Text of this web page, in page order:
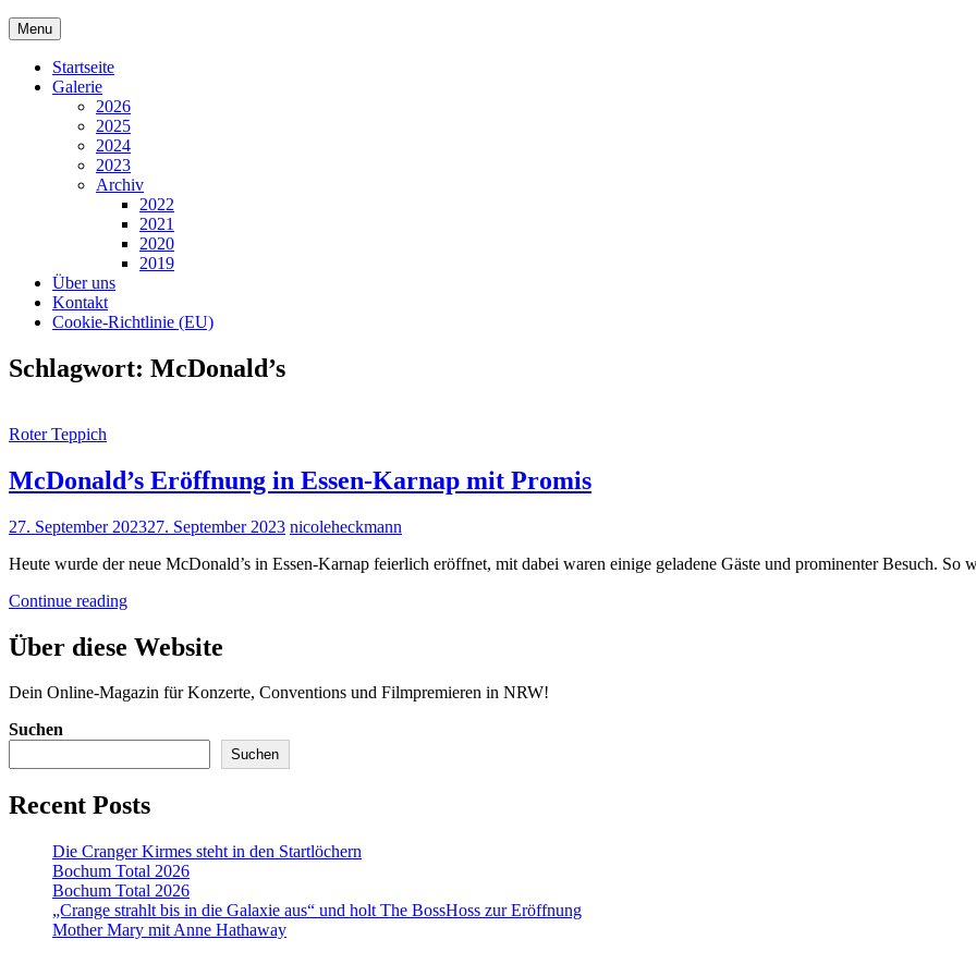
Skip
to
content
Menu
Startseite
Galerie
2026
2025
2024
2023
Archiv
2022
2021
2020
2019
Über uns
Kontakt
Cookie-Richtlinie (EU)
Schlagwort: McDonald’s
Cat
Roter Teppich
McDonald’s Eröffnung in Essen-Karnap mit Promis
Posted
27. September 202327. September 2023 nicoleheckmann
Heute wurde der neue McDonald’s in Essen-Karnap feierlich eröffnet, mit dabei waren einige geladene Gäste und prominenter Besuch. So
Continue readingMcDonald’s
in
Essen-
mit
Über diese Website
Dein Online-Magazin für Konzerte, Conventions und Filmpremieren in NRW!
Suchen
Suchen
Recent Posts
Die Cranger Kirmes steht in den Startlöchern
Bochum Total 2026
Bochum Total 2026
„Crange strahlt bis in die Galaxie aus“ und holt The BossHoss zur Eröffnung
Mother Mary mit Anne Hathaway